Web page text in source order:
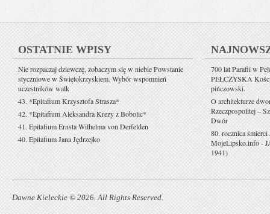
OSTATNIE WPISY
Nie rozpaczaj dziewczę, zobaczym się w niebie Powstanie
styczniowe w Świętokrzyskiem. Wybór wspomnień
uczestników walk
43. *Epitafium Krzysztofa Strasza*
42. *Epitafium Aleksandra Krezy z Bobolic*
41. Epitafium Ernsta Wilhelma von Derfelden
40. Epitafium Jana Jędrzejko
700 lat Parafii w
PEŁCZYSKA
pińczowski.
O architekturze
Rzeczpospolitej –
Dwór
80. rocznica
MojeLipsko.info-
1941)
Dawne Kieleckie © 2026. All Rights Reserved.